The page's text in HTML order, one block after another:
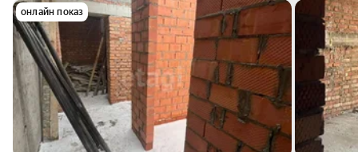
онлайн показ